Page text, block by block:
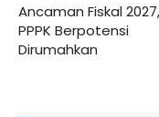
Ancaman Fiskal
PPPK Berpotensi
Dirumahkan